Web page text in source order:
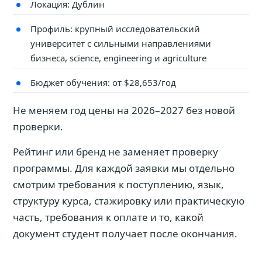
Локация: Дублин
Профиль: крупный исследовательский
университет с сильными направлениями
бизнеса, science, engineering и agriculture
Бюджет обучения: от $28,653/год
Не меняем год цены на 2026–2027 без новой
проверки.
Рейтинг или бренд не заменяет проверку
программы. Для каждой заявки мы отдельно
смотрим требования к поступлению, язык,
структуру курса, стажировку или практическую
часть, требования к оплате и то, какой
документ студент получает после окончания.